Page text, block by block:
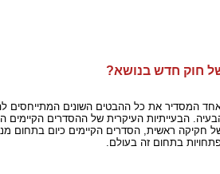
חוק חדש בנושא?
אחד המסדיר את כל ההבטים השונים המתייחסים
הבעייתיות העיקרית של ההסדרים הקיימים
חקיקה ראשית, הסדרים הקיימים כיום בתחום
בתחום זה בעולם.